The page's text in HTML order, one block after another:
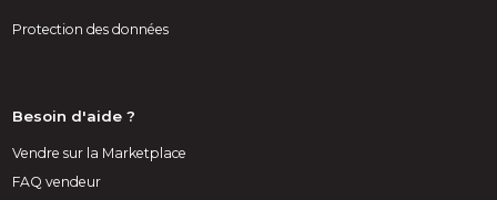
Protection des données
Besoin d'aide ?
Vendre sur la Marketplace
FAQ vendeur